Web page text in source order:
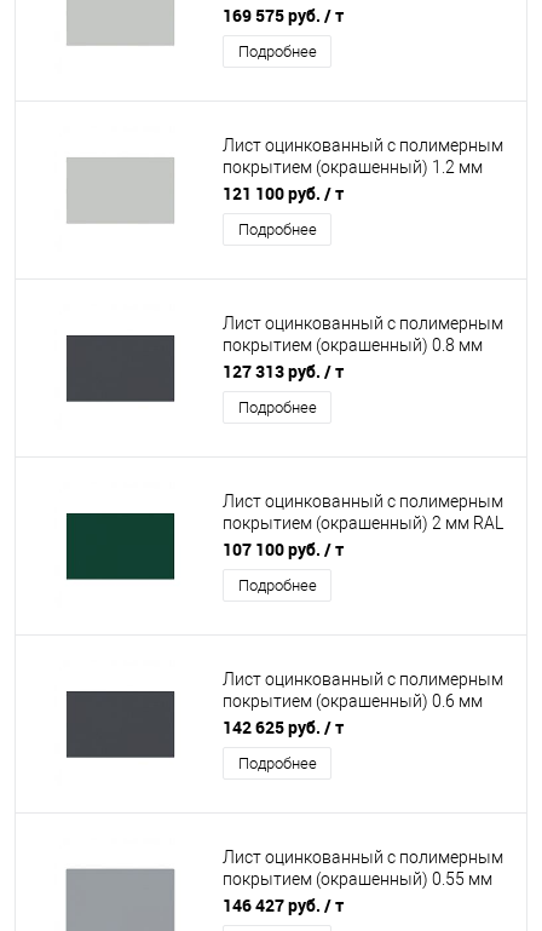
RAL 7035
169 575 руб. / т
Подробнее
Лист оцинкованный с полимерным
покрытием (окрашенный) 1.2 мм
RAL 7035
121 100 руб. / т
Подробнее
Лист оцинкованный с полимерным
покрытием (окрашенный) 0.8 мм
RAL 7024
127 313 руб. / т
Подробнее
Лист оцинкованный с полимерным
покрытием (окрашенный) 2 мм RAL
6005
107 100 руб. / т
Подробнее
Лист оцинкованный с полимерным
покрытием (окрашенный) 0.6 мм
RAL 7024
142 625 руб. / т
Подробнее
Лист оцинкованный с полимерным
покрытием (окрашенный) 0.55 мм
RAL 7040
146 427 руб. / т